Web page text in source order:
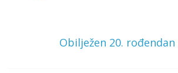
Obilježen 20.